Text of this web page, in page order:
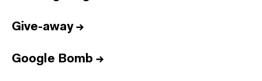
Give-away→
Google Bomb →